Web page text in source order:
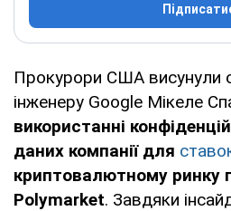
Прокурори США висунули
інженеру Google Мікеле
використанні
даних компанії для
криптовалютному ринку
Polymarket. Завдяки